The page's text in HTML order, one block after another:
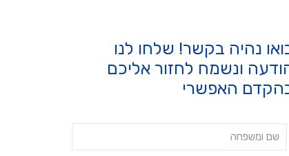
נהיה בקשר! שלחו לנו
ונשמח לחזור אליכם
האפשרי